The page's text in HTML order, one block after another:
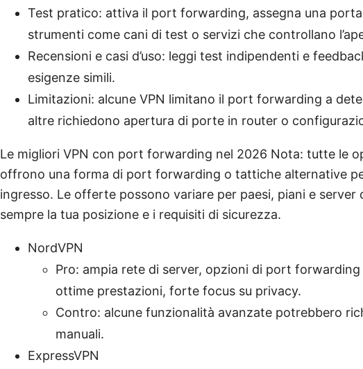
Test pratico: attiva il port forwarding, assegna una
strumenti come cani di test o servizi che controllano
Recensioni e casi d’uso: leggi test indipendenti e
esigenze simili.
Limitazioni: alcune VPN limitano il port forwarding a
altre richiedono apertura di porte in router o
Le migliori VPN con port forwarding nel 2026 Nota: tutte le
offrono una forma di port forwarding o tattiche alternative
ingresso. Le offerte possono variare per paesi, piani e server
sempre la tua posizione e i requisiti di sicurezza.
NordVPN
Pro: ampia rete di server, opzioni di port
ottime prestazioni, forte focus su privacy.
Contro: alcune funzionalità avanzate potrebbero
manuali.
ExpressVPN